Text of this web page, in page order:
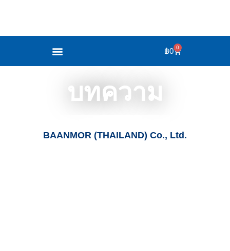
฿0 0
บทความ
BAANMOR (THAILAND) Co., Ltd.